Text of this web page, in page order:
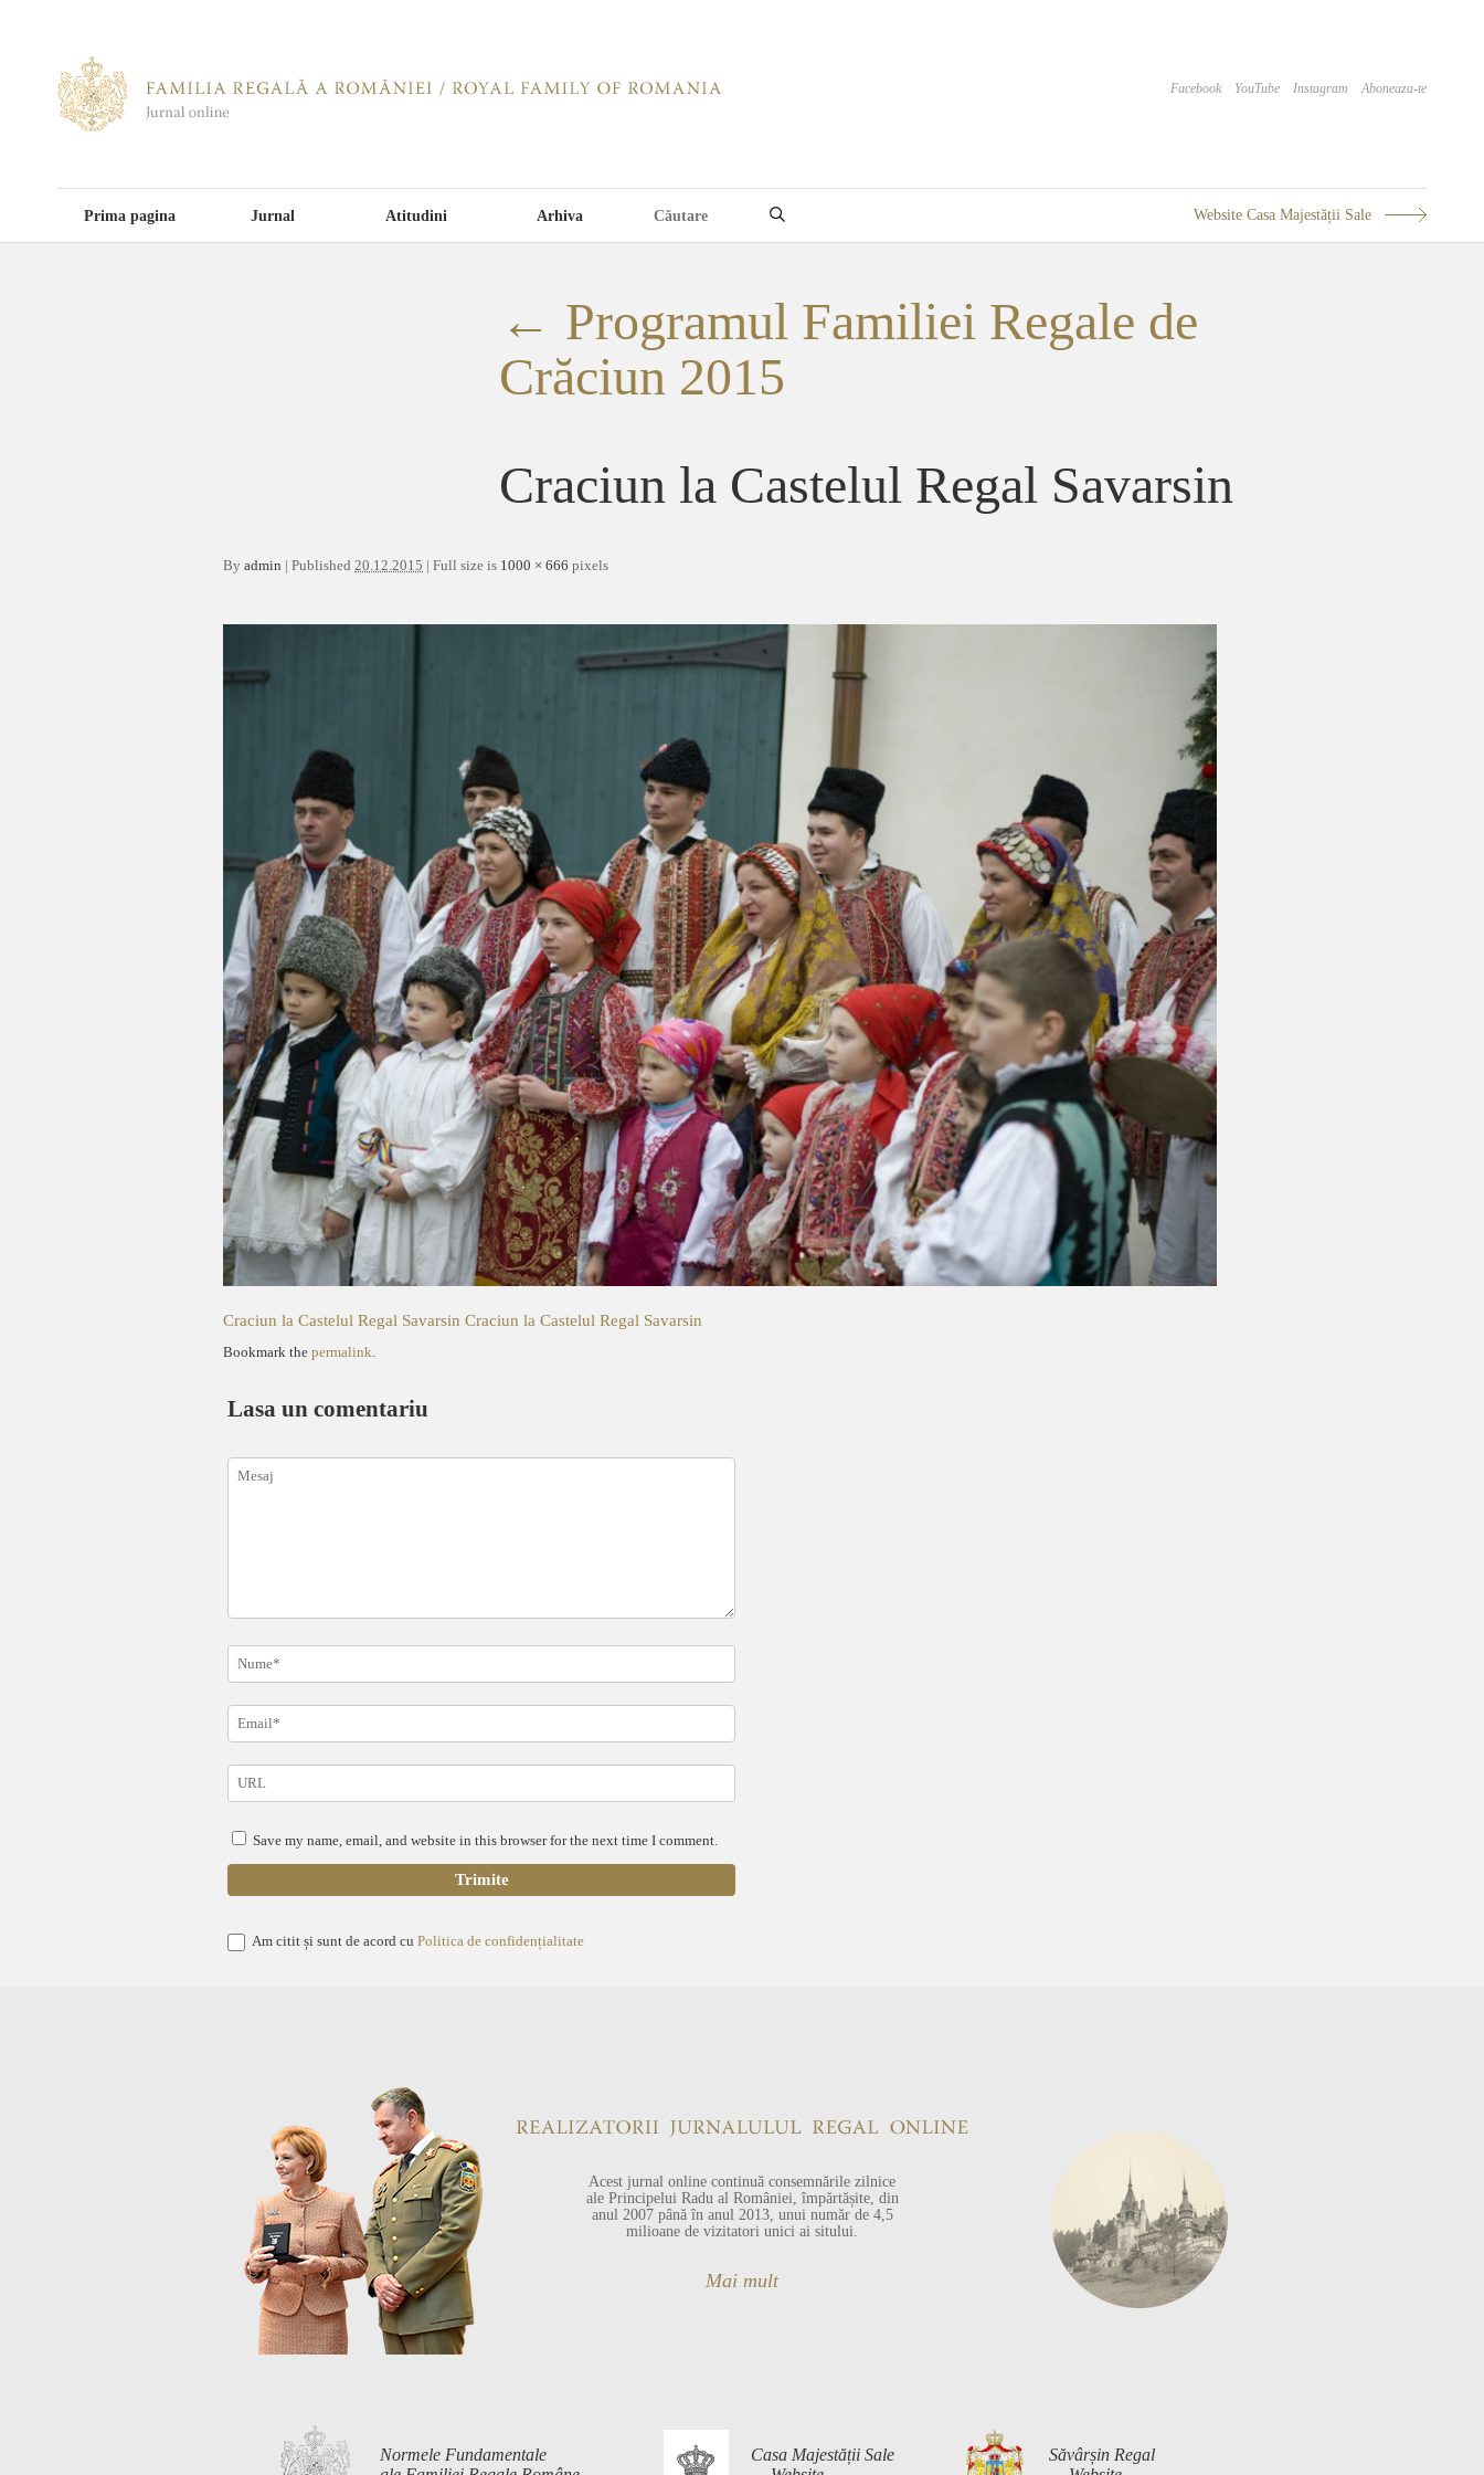
Facebook YouTube Instagram Aboneaza-te
Prima pagina Jurnal Atitudini Arhiva Website Casa Majestății Sale
← Programul Familiei Regale de
Crăciun 2015
Craciun la Castelul Regal Savarsin
By admin | Published 20.12.2015 | Full size is 1000 × 666 pixels
Craciun la Castelul Regal Savarsin Craciun la Castelul Regal Savarsin
Bookmark the permalink
Lasa un comentariu
Save my name, email, and website in this browser for the next time I comment.
Am citit și sunt de acord cu Politica de confidențialitate
Acest jurnal online continuă consemnările zilnice
ale Principelui Radu al României, împărtășite, din
anul 2007 până în anul 2013, unui număr de 4,5
milioane de vizitatori unici ai sitului.
Mai mult
Normele Fundamentale
Casa Majestății Sale
Săvârșin Regal